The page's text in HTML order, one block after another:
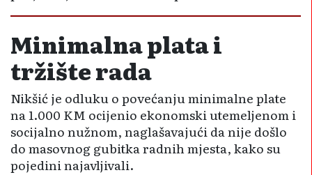
Minimalna plata i
tržište rada
Nikšić je odluku o povećanju minimalne plate
na 1.000 KM ocijenio ekonomski utemeljenom i
socijalno nužnom, naglašavajući da nije došlo
do masovnog gubitka radnih mjesta, kako su
pojedini najavljivali.